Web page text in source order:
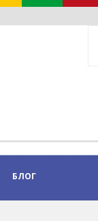
БЛОГ